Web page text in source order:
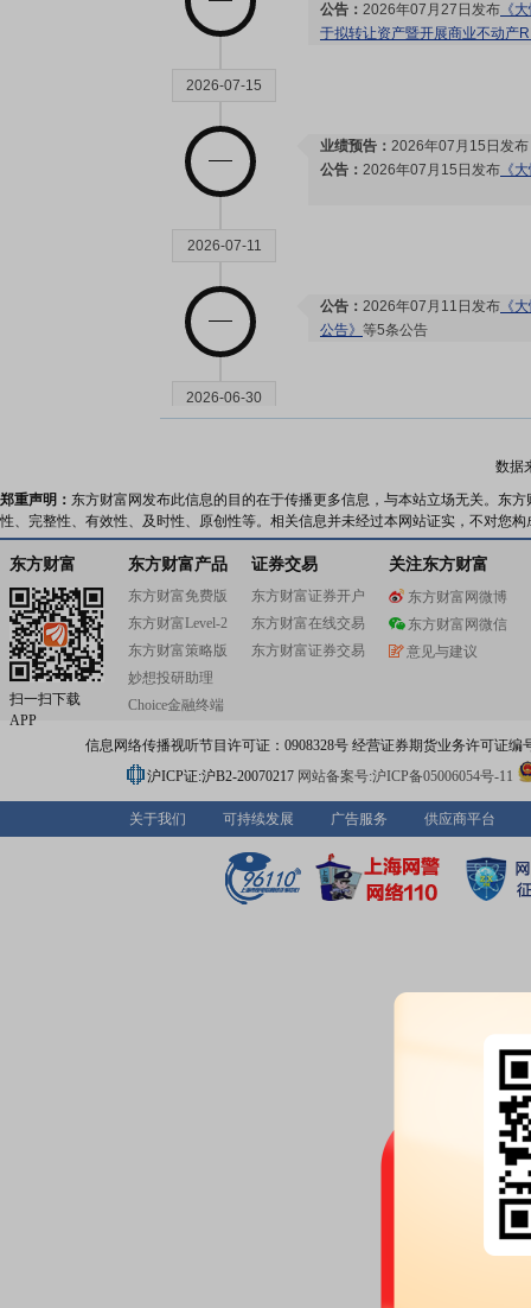
公告： 2026年07月27日发布 《
于拟转让资产暨开展商业不动产
2026-07-15
业绩预告： 2026年07月15日发
公告： 2026年07月15日发布 《
2026-07-11
公告： 2026年07月11日发布 《
公告》 等5条公告
2026-06-30
2026年06月30日发布《
关债券2026年跟踪评级报告(22
告
2026-06-09
公告：2026年06月09日发布 《
2026-05-30
《
城控股集团股份有限公司董事会
《
数据
郑重声明： 东方财富网发布此信息的目的在于传播更多信息，与本站立场无关。东
性、完整性、有效性、及时性、原创性等。相关信息并未经过本网站证实，不对您
东方财富
扫一扫下载
APP
东方财富产品
东方财富免费版
东方财富Level-2
东方财富策略版
妙想投研助理
Choice金融终端
证券交易
东方财富证券开户
东方财富在线交易
东方财富证券交易
关注东方财富
东方财富网微博
东方财富网微信
意见与建议
信息网络传播视听节目许可证：0908328号 经营证券期货业务许可证编
沪ICP证:沪B2-20070217 网站备案号:沪ICP备05006054号-11
关于我们 可持续发展 广告服务 供应商平台